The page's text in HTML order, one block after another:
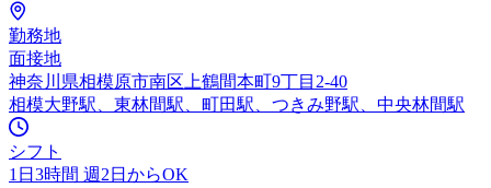
勤務地
面接地
神奈川県相模原市南区上鶴間本町9丁目2-40
相模大野駅、東林間駅、町田駅、つきみ野駅、中央林間駅
シフト
1日3時間 週2日からOK